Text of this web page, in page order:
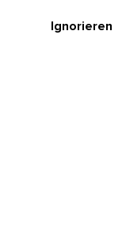
Ignorieren